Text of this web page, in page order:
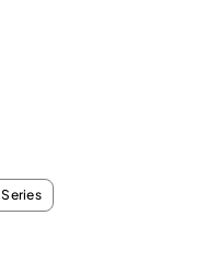
Series